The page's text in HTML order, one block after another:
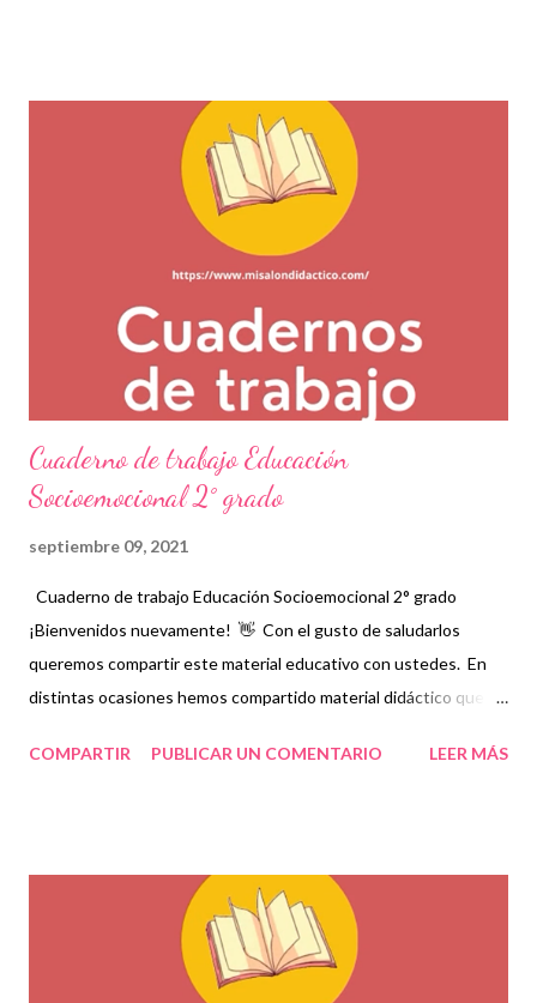
compartir una amplia gama de material como lo son estos
cuadernos de trabajo que contienen temas indispensables para
la educación socioemocional de los niños. Esperamos que este
material sea de gran ayuda y agradecemos a los autores
recordando que nosotros únicamente lo compartimos con fines
completo en el siguiente enlace 👇 Cuaderno de trabajo
Educación Socioemocional 1er grado...
Cuaderno de trabajo Educación
Socioemocional 2° grado
septiembre 09, 2021
Cuaderno de trabajo Educación Socioemocional 2° grado
¡Bienvenidos nuevamente! 👋 Con el gusto de saludarlos
queremos compartir este material educativo con ustedes. En
distintas ocasiones hemos compartido material didáctico que
fortalecer los aprendizajes que día a día adquieren los niños.
compartir una amplia gama de material como lo son estos
cuadernos de trabajo que contienen temas indispensables para
la educación socioemocional de los niños. Esperamos que este
material sea de gran ayuda y agradecemos a los autores
COMPARTIR PUBLICAR UN COMENTARIO LEER MÁS